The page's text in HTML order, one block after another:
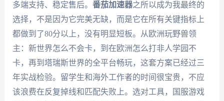
多端支持、稳定售后。 番茄加速器之所以成为我最终的
选择，不是因为它完美无缺，而是它在所有关键指标上
都做到了80分以上，没有明显短板。从欧洲玩野兽领
主：新世界怎么不会卡，到在欧洲怎么打非人学园不
卡，再到塔瑞斯世界的全平台畅玩，这套方案已经过三
年实战检验。留学生和海外工作者的时间很宝贵，不应
该浪费在反复掉线和匹配失败上。选对工具，国服游戏